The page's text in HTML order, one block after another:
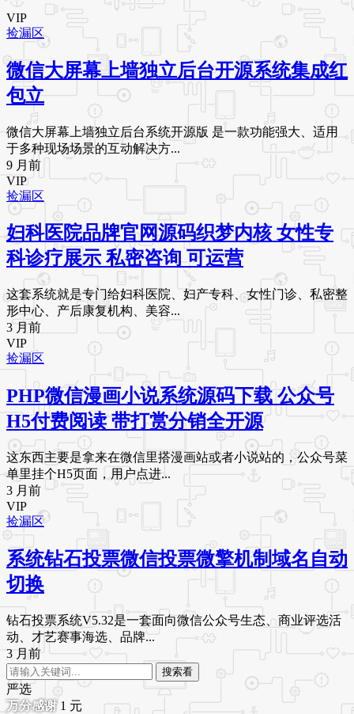
VIP
捡漏区
微信大屏幕上墙独立后台开源系统集成红
包立
微信大屏幕上墙独立后台系统开源版 是一款功能强大、适用
于多种现场场景的互动解决方...
9 月前
VIP
捡漏区
妇科医院品牌官网源码织梦内核 女性专
科诊疗展示 私密咨询 可运营
这套系统就是专门给妇科医院、妇产专科、女性门诊、私密整
形中心、产后康复机构、美容...
3 月前
VIP
捡漏区
PHP微信漫画小说系统源码下载 公众号
H5付费阅读 带打赏分销全开源
这东西主要是拿来在微信里搭漫画站或者小说站的，公众号菜
单里挂个H5页面，用户点进...
3 月前
VIP
捡漏区
系统钻石投票微信投票微擎机制域名自动
切换
钻石投票系统V5.32是一套面向微信公众号生态、商业评选活
动、才艺赛事海选、品牌...
3 月前
搜索看
严选
1 元